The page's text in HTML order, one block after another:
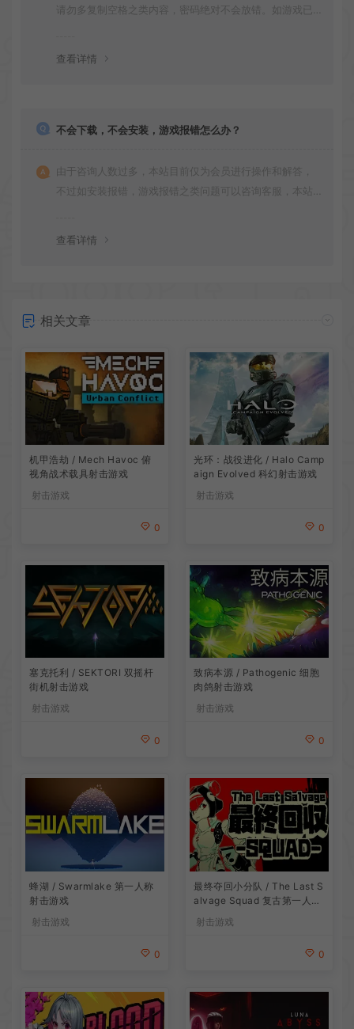
请勿多复制空格之类内容，密码绝对不会放错。如游戏已
查看详情
不会下载，不会安装，游戏报错怎么办？
由于咨询人数过多，本站目前仅为会员进行操作和解答，
不过如安装报错，游戏报错之类问题可以咨询客服，本站
查看详情
相关文章
机甲浩劫 / Mech Havoc 俯
视角战术载具射击游戏
射击游戏
0
光环：战役进化 / Halo Camp
aign Evolved 科幻射击游戏
射击游戏
0
塞克托利 / SEKTORI 双摇杆
街机射击游戏
射击游戏
0
致病本源 / Pathogenic 细胞
肉鸽射击游戏
射击游戏
0
蜂湖 / Swarmlake 第一人称
射击游戏
射击游戏
0
最终夺回小分队 / The Last S
alvage Squad 复古第一人称
射击游戏
0